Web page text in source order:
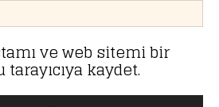
ve web sitemi bir
kaydet.